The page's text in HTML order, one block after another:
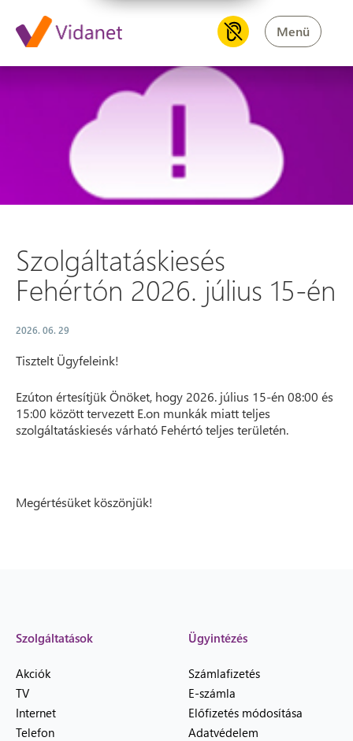
Menü
Szolgáltatáskiesés Fehértón
Szolgáltatáskiesés
Fehértón 2026. július 15-én
2026. 06. 29
Tisztelt Ügyfeleink!
Ezúton értesítjük Önöket, hogy 2026. július 15-én 08:00 és
15:00 között tervezett E.on munkák miatt teljes
szolgáltatáskiesés várható Fehértó teljes területén.
Megértésüket köszönjük!
Szolgáltatások
Akciók
TV
Internet
Telefon
Ügyintézés
Számlafizetés
E-számla
Előfizetés módosítása
Adatvédelem